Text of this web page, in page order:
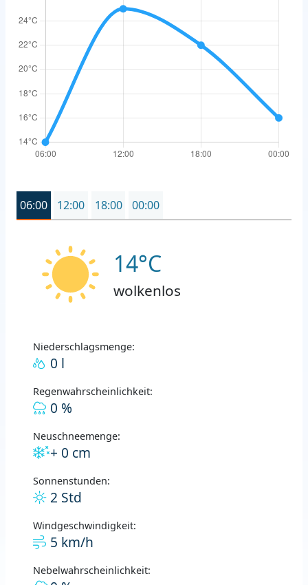
06:00 12:00 18:00 00:00
14°C
wolkenlos
Niederschlagsmenge:
0 l
Regenwahrscheinlichkeit:
0 %
Neuschneemenge:
+ 0 cm
Sonnenstunden:
2 Std
Windgeschwindigkeit:
5 km/h
Nebelwahrscheinlichkeit: